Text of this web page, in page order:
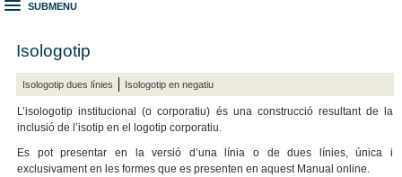
SUBMENU
Isologotip
Isologotip dues línies Isologotip en negatiu
L’isologotip institucional (o corporatiu) és una construcció resultant de la
inclusió de l’isotip en el logotip corporatiu.
Es pot presentar en la versió d’una línia o de dues línies, única i
exclusivament en les formes que es presenten en aquest Manual online.